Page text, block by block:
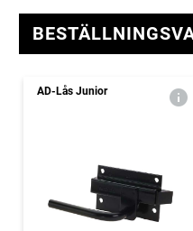
AD-Lås Junior